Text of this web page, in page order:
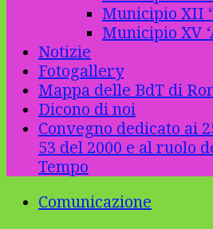
Municipio XII
Municipio XV
Notizie
Fotogallery
Mappa delle BdT di
Dicono di noi
Convegno dedicato ai
53 del 2000 e al ruolo
Tempo
Comunicazione